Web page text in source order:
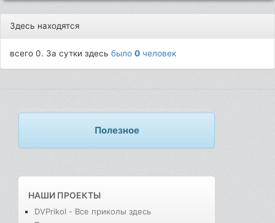
Здесь находятся
всего 0. За сутки здесьбыло0 человек
Полезное
НАШИ ПРОЕКТЫ
DVPrikol - Все приколы здесь